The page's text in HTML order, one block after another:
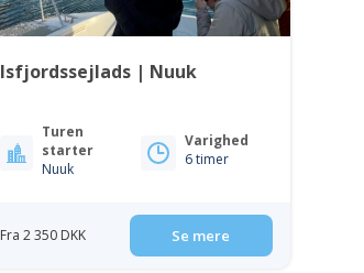
Isfjordssejlads | Nuuk
Turen
starter
Nuuk
Varighed
6 timer
Fra 2 350 DKK Se mere